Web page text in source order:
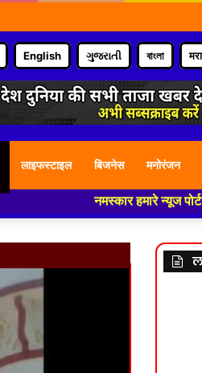
English ગુજરાતી বাংলা
लाइफस्टाइल बिजनेस मनोरंजन
नमस्कार हमारे न्यूज पोर्टल - मे